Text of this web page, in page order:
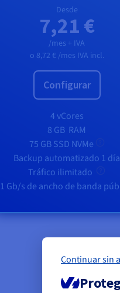
Desde
7,21 €
/mes + IVA
o 8,72 € /mes IVA incl.
Configurar
4 vCores
8 GB RAM
75 GB SSD NVMe
Backup automatizado 1 día
Tráfico ilimitado
1 Gb/s de ancho de banda
Continuar sin